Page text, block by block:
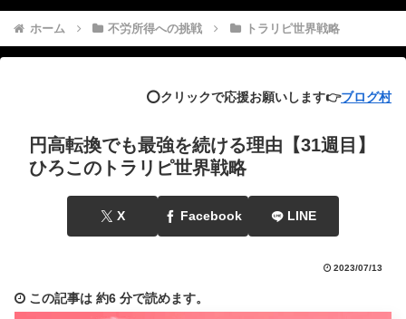
ホーム 不労所得への挑戦 トラリピ世界戦略
⭕️クリックで応援お願いします👉ブログ村
円高転換でも最強を続ける理由【31週目】
ひろこのトラリピ世界戦略
X Facebook LINE
2023/07/13
この記事は 約6 分で読めます。